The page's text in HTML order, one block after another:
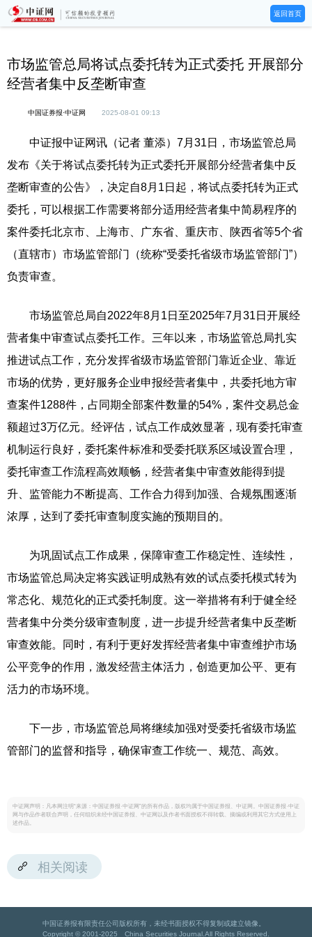
返回首页
市场监管总局将试点委托转为正式委托 开展部分
经营者集中反垄断审查
中国证券报·中证网 2025-08-01 09:13
中证报中证网讯（记者 董添）7月31日，市场监管总局
发布《关于将试点委托转为正式委托开展部分经营者集中反
垄断审查的公告》，决定自8月1日起，将试点委托转为正式
委托，可以根据工作需要将部分适用经营者集中简易程序的
案件委托北京市、上海市、广东省、重庆市、陕西省等5个省
（直辖市）市场监管部门（统称“受委托省级市场监管部门”）
负责审查。
市场监管总局自2022年8月1日至2025年7月31日开展经
营者集中审查试点委托工作。三年以来，市场监管总局扎实
推进试点工作，充分发挥省级市场监管部门靠近企业、靠近
市场的优势，更好服务企业申报经营者集中，共委托地方审
查案件1288件，占同期全部案件数量的54%，案件交易总金
额超过3万亿元。经评估，试点工作成效显著，现有委托审查
机制运行良好，委托案件标准和受委托联系区域设置合理，
委托审查工作流程高效顺畅，经营者集中审查效能得到提
升、监管能力不断提高、工作合力得到加强、合规氛围逐渐
浓厚，达到了委托审查制度实施的预期目的。
为巩固试点工作成果，保障审查工作稳定性、连续性，
市场监管总局决定将实践证明成熟有效的试点委托模式转为
常态化、规范化的正式委托制度。这一举措将有利于健全经
营者集中分类分级审查制度，进一步提升经营者集中反垄断
审查效能。同时，有利于更好发挥经营者集中审查维护市场
公平竞争的作用，激发经营主体活力，创造更加公平、更有
活力的市场环境。
下一步，市场监管总局将继续加强对受委托省级市场监
管部门的监督和指导，确保审查工作统一、规范、高效。
中证网声明：凡本网注明“来源：中国证券报·中证网”的所有作品，版权均属于中国证券报、中证网。中国证券报·中证
网与作品作者联合声明，任何组织未经中国证券报、中证网以及作者书面授权不得转载、摘编或利用其它方式使用上
述作品。
相关阅读
中国证券报有限责任公司版权所有，未经书面授权不得复制或建立镜像。
Copyright © 2001-2025 China Securities Journal.All Rights Reserved.